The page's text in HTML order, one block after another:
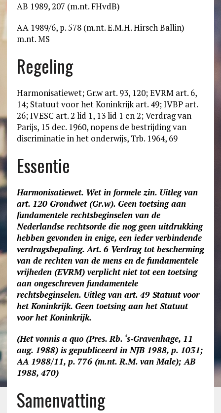
AB 1989, 207 (m.nt. FHvdB)
AA 1989/6, p. 578 (m.nt. E.M.H. Hirsch Ballin)
m.nt. MS
Regeling
Harmonisatiewet; Gr.w art. 93, 120; EVRM art. 6,
14; Statuut voor het Koninkrijk art. 49; IVBP art.
26; IVESC art. 2 lid 1, 13 lid 1 en 2; Verdrag van
Parijs, 15 dec. 1960, nopens de bestrijding van
discriminatie in het onderwijs, Trb. 1964, 69
Essentie
Harmonisatiewet. Wet in formele zin. Uitleg van
art. 120 Grondwet (Gr.w). Geen toetsing aan
fundamentele rechtsbeginselen van de
Nederlandse rechtsorde die nog geen uitdrukking
hebben gevonden in enige, een ieder verbindende
verdragsbepaling. Art. 6 Verdrag tot bescherming
van de rechten van de mens en de fundamentele
vrijheden (EVRM) verplicht niet tot een toetsing
aan ongeschreven fundamentele
rechtsbeginselen. Uitleg van art. 49 Statuut voor
het Koninkrijk. Geen toetsing aan het Statuut
voor het Koninkrijk.
(Het vonnis a quo (Pres. Rb. ‘s‑Gravenhage, 11
aug. 1988) is gepubliceerd in NJB 1988, p. 1031;
AA 1988/11, p. 776 (m.nt. R.M. van Male); AB
1988, 470)
Samenvatting